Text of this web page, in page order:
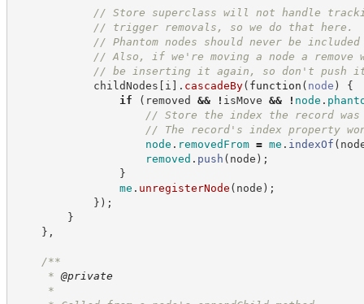
// Store superclass will not handle
// trigger removals, so we do that here.
// Phantom nodes should never be
// Also, if we're moving a node a
// be inserting it again, so don't push
childNodes [ i ] . cascadeBy( function ( node )
{
if
( removed && ! isMove && ! node .
// Store the index the record
// The record's index property
node . removedFrom = me . indexOf (
removed . push ( node ) ;
}
me . unregisterNode ( node ) ;
} ) ;
}
} ,
/**
* @private
*